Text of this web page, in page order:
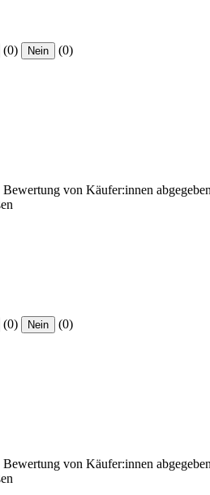
(0) Nein (0)
von Käufer:innen
(0) Nein (0)
von Käufer:innen